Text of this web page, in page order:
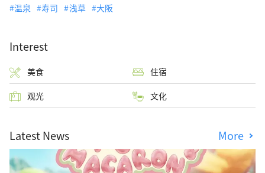
温泉 寿司 浅草 大阪
Interest
美食 住宿
观光 文化
Latest News More